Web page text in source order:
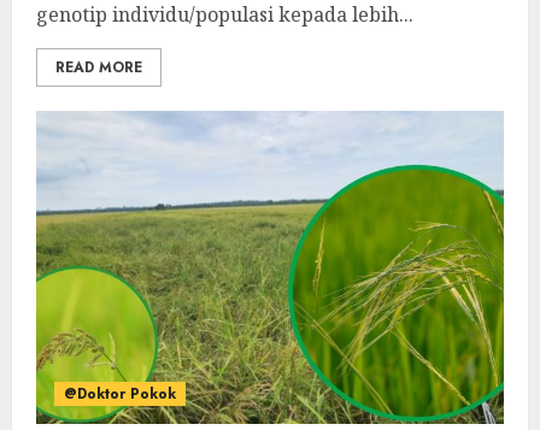
genotip individu/populasi kepada lebih...
READ MORE
@Doktor Pokok